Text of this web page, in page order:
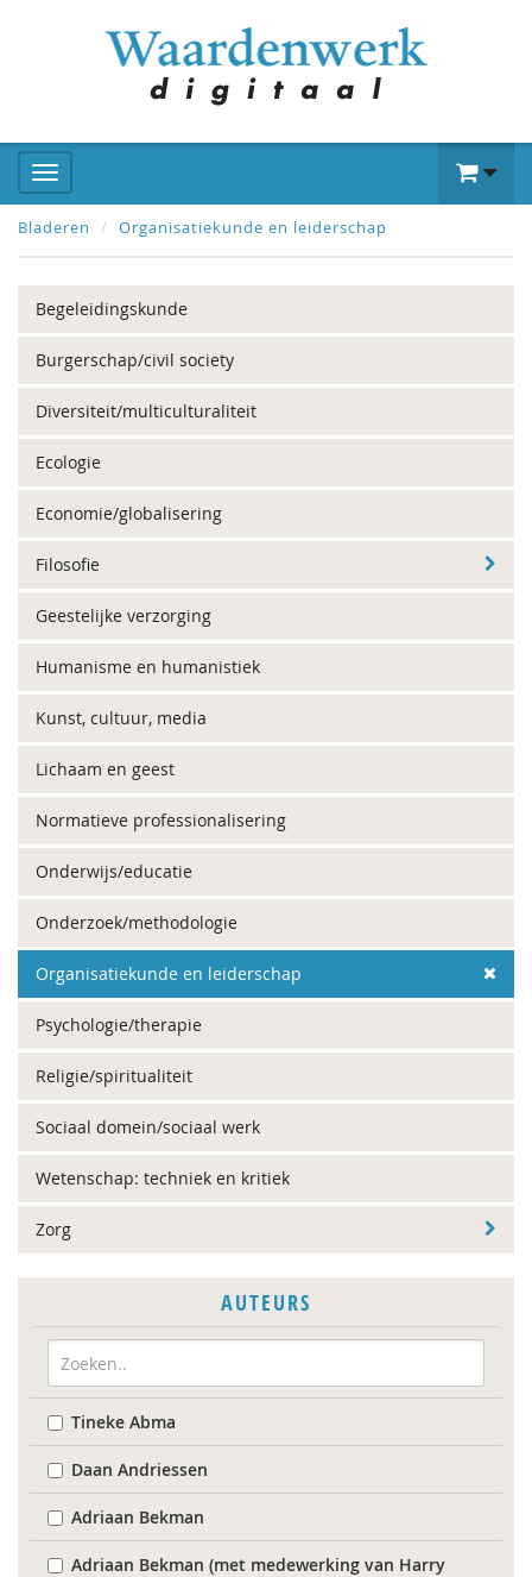
Bladeren Organisatiekunde en leiderschap
Begeleidingskunde
Burgerschap/civil society
Diversiteit/multiculturaliteit
Ecologie
Economie/globalisering
Filosofie
Geestelijke verzorging
Humanisme en humanistiek
Kunst, cultuur, media
Lichaam en geest
Normatieve professionalisering
Onderwijs/educatie
Onderzoek/methodologie
Organisatiekunde en leiderschap
Psychologie/therapie
Religie/spiritualiteit
Sociaal domein/sociaal werk
Wetenschap: techniek en kritiek
Zorg
AUTEURS
Tineke Abma
Daan Andriessen
Adriaan Bekman
Adriaan Bekman (met medewerking van Harry